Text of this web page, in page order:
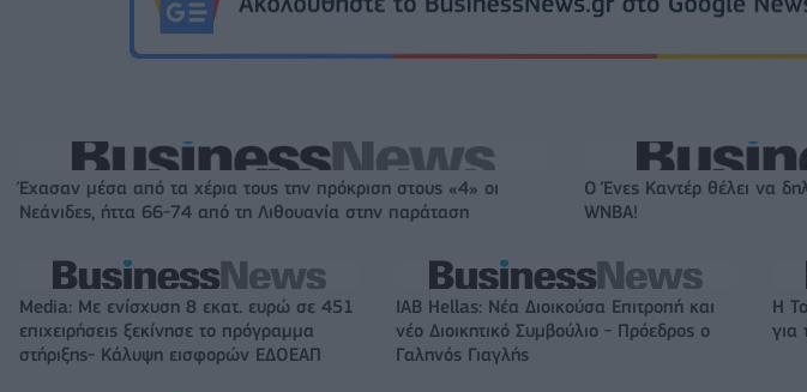
Έχασαν μέσα από τα χέρια τους την πρόκριση στους «4» οι
Νεάνιδες, ήττα 66-74 από τη Λιθουανία στην παράταση
Ο Ένες Καντέρ θέλει να
WNBA!
Media: Με ενίσχυση 8 εκατ. ευρώ σε 451
επιχειρήσεις ξεκίνησε το πρόγραμμα
στήριξης- Κάλυψη εισφορών ΕΔΟΕΑΠ
IAB Hellas: Νέα Διοικούσα Επιτροπή και
νέο Διοικητικό Συμβούλιο - Πρόεδρος ο
Γαληνός Γιαγλής
Η
για